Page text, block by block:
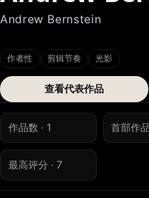
Andrew Bernstein
作者性 剪辑节奏 光影
查看代表作品
作品数 · 1 首部作
最高评分 · 7